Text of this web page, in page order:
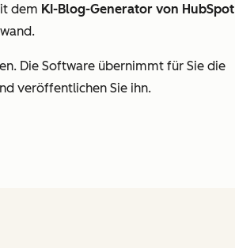
dem KI-Blog-Generator von HubSpot
Die Software übernimmt für Sie die
veröffentlichen Sie ihn.